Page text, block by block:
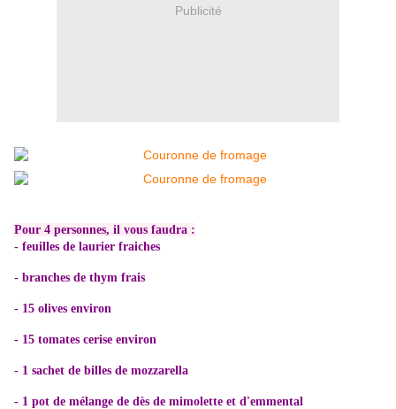
Publicité
Pour 4 personnes, il vous faudra :
- feuilles de laurier fraiches
- branches de thym frais
- 15 olives environ
- 15 tomates cerise environ
- 1 sachet de billes de mozzarella
- 1 pot de mélange de dès de mimolette et d'emmental